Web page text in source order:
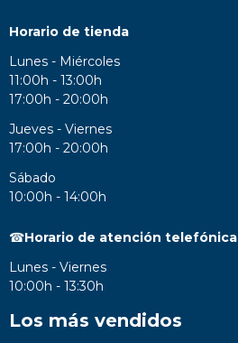
Horario de tienda
Lunes - Miércoles
11:00h - 13:00h
17:00h - 20:00h
Jueves - Viernes
17:00h - 20:00h
Sábado
10:00h - 14:00h
☎Horario de atención telefónica
Lunes - Viernes
10:00h - 13:30h
Los más vendidos